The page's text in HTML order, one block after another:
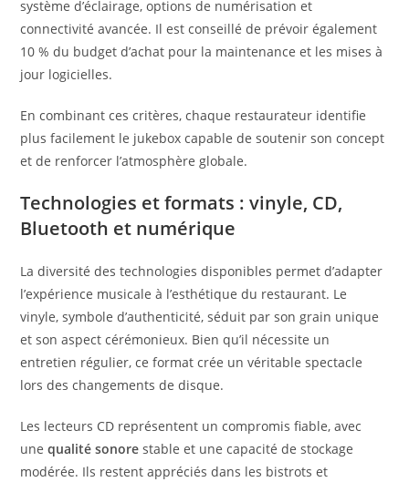
système d’éclairage, options de numérisation et
connectivité avancée. Il est conseillé de prévoir également
10 % du budget d’achat pour la maintenance et les mises à
jour logicielles.
En combinant ces critères, chaque restaurateur identifie
plus facilement le jukebox capable de soutenir son concept
et de renforcer l’atmosphère globale.
Technologies et formats : vinyle, CD,
Bluetooth et numérique
La diversité des technologies disponibles permet d’adapter
l’expérience musicale à l’esthétique du restaurant. Le
vinyle, symbole d’authenticité, séduit par son grain unique
et son aspect cérémonieux. Bien qu’il nécessite un
entretien régulier, ce format crée un véritable spectacle
lors des changements de disque.
Les lecteurs CD représentent un compromis fiable, avec
unequalité sonore stable et une capacité de stockage
modérée. Ils restent appréciés dans les bistrots et